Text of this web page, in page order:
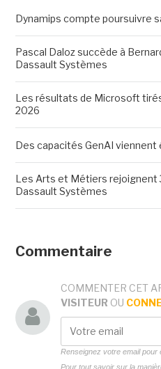
Dynamips compte poursuivre
Pascal Daloz succède à
Dassault Systèmes
Les résultats de Microsoft
2026
Des capacités GenAI viennent
Les Arts et Métiers rejoignent
Dassault Systèmes
Commentaire
COMMENTER CET
VISITEUR OU
Renseignez votre email pour
Pour tout savoir sur la